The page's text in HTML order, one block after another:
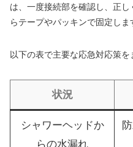
は、一度接続部を確認し、正
らテープやパッキンで固定しま
以下の表で主要な応急対応策を
状況
シャワーヘッドか
らの水漏れ